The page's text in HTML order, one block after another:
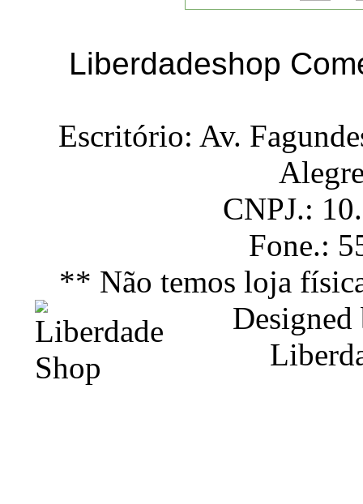
Liberdadeshop
Escritório: Av.
CNPJ.:
Fone.:
** Não temos loja